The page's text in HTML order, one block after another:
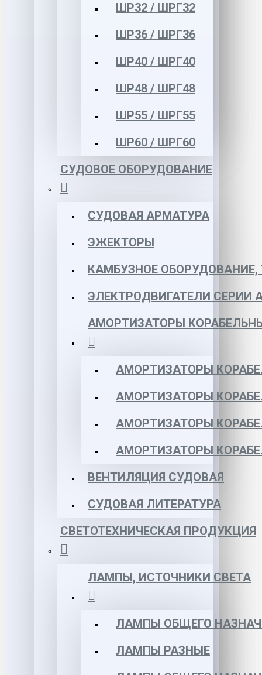
ШР32 / ШРГ32
ШР36 / ШРГ36
ШР40 / ШРГ40
ШР48 / ШРГ48
ШР55 / ШРГ55
ШР60 / ШРГ60
СУДОВОЕ ОБОРУДОВАНИЕ
СУДОВАЯ АРМАТУРА
ЭЖЕКТОРЫ
КАМБУЗНОЕ
ЭЛЕКТРОДВИГАТЕЛИ СЕРИИ
АМОРТИЗАТОРЫ
АМОРТИЗАТОРЫ
АМОРТИЗАТОРЫ
АМОРТИЗАТОРЫ
АМОРТИЗАТОРЫ
ВЕНТИЛЯЦИЯ СУДОВАЯ
СУДОВАЯ ЛИТЕРАТУРА
СВЕТОТЕХНИЧЕСКАЯ ПРОДУКЦИЯ
ЛАМПЫ, ИСТОЧНИКИ СВЕТА
ЛАМПЫ ОБЩЕГО
ЛАМПЫ РАЗНЫЕ